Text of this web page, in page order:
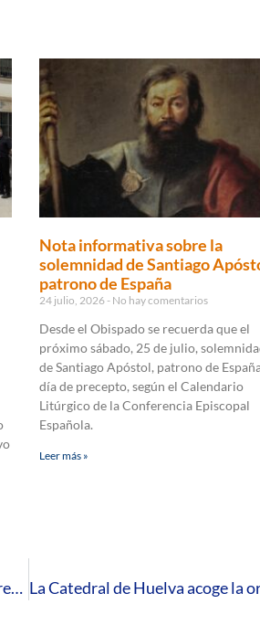
Nota informativa sobre la
solemnidad de Santiago
patrono de España
24 julio, 2026 No hay comentarios
Desde el Obispado se recuerda que el
próximo sábado, 25 de julio,
de Santiago Apóstol, patrono de
día de precepto, según el Calendario
Litúrgico de la Conferencia Episcopal
Española.
Leer más »
La Diócesis de Huelva celebrará una Santa Misa por las víctimas del terremoto en Venezuela